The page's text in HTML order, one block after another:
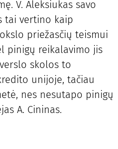
V. Aleksiukas savo
tai vertino kaip
priežasčių teismui
pinigų reikalavimo jis
skolos to
unijoje, tačiau
nes nesutapo pinigų
A. Cininas.